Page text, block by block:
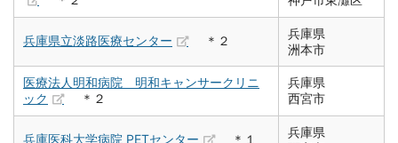
兵庫県立淡路医療センター ＊２
兵庫県
洲本市
医療法人明和病院 明和キャンサークリニ
ック
＊２
兵庫県
西宮市
兵庫医科大学病院 PETセンター ＊１
兵庫県